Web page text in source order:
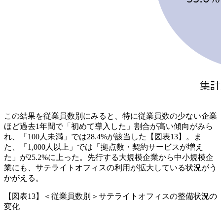
この結果を従業員数別にみると、特に従業員数の少ない企業
ほど過去1年間で「初めて導入した」割合が高い傾向がみら
れ、「100人未満」では28.4%が該当した【図表13】。ま
た、「1,000人以上」では「拠点数・契約サービスが増え
た」が25.2%に上った。先行する大規模企業から中小規模企
業にも、サテライトオフィスの利用が拡大している状況がう
かがえる。
【図表13】＜従業員数別＞サテライトオフィスの整備状況の
変化